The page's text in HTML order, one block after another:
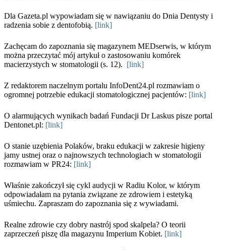
Dla Gazeta.pl wypowiadam się w nawiązaniu do Dnia Dentysty i
radzenia sobie z dentofobią. [link]
Zachęcam do zapoznania się magazynem MEDserwis, w którym
można przeczytać mój artykuł o zastosowaniu komórek
macierzystych w stomatologii (s. 12). [link]
Z redaktorem naczelnym portalu InfoDent24.pl rozmawiam o
ogromnej potrzebie edukacji stomatologicznej pacjentów: [link]
O alarmujących wynikach badań Fundacji Dr Laskus pisze portal
Dentonet.pl: [link]
O stanie uzębienia Polaków, braku edukacji w zakresie higieny
jamy ustnej oraz o najnowszych technologiach w stomatologii
rozmawiam w PR24: [link]
Właśnie zakończył się cykl audycji w Radiu Kolor, w którym
odpowiadałam na pytania związane ze zdrowiem i estetyką
uśmiechu. Zapraszam do zapoznania się z wywiadami.
Realne zdrowie czy dobry nastrój spod skalpela? O teorii
zaprzeczeń piszę dla magazynu Imperium Kobiet. [link]